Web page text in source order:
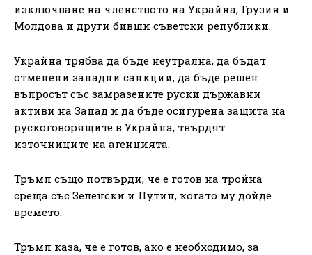
изключване на членството на Украйна, Грузия и
Молдова и други бивши съветски републики.
Украйна трябва да бъде неутрална, да бъдат
отменени западни санкции, да бъде решен
въпросът със замразените руски държавни
активи на Запад и да бъде осигурена защита на
рускоговорящите в Украйна, твърдят
източниците на агенцията.
Тръмп също потвърди, че е готов на тройна
среща със Зеленски и Путин, когато му дойде
времето:
Тръмп каза, че е готов, ако е необходимо, за